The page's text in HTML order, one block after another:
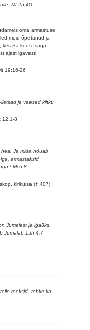
Mt 25:40
oma armastuse
meid õpetanud ja
kes Sa koos Isaga
ajast igavesti.
19:16-26
ja vaesed kiitku
12:1-8
Ja mida nõuab
armastaksid
Mi 6:8
kirikuisa († 407)
Jumalast ja igaüks,
Jumalat. 1Jh 4:7
teeksid, tehke ka